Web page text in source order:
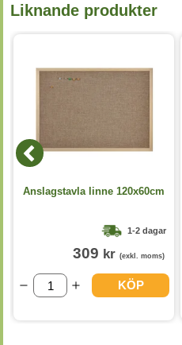
Liknande produkter
Anslagstavla linne 120x60cm
1-2 dagar
309 kr (exkl. moms)
KÖP